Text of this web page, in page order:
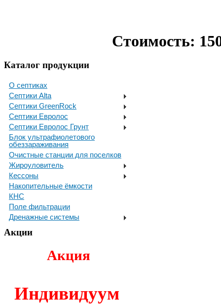
Стоимость:
Каталог продукции
О септиках
Септики Alta
Септики GreenRock
Септики Евролос
Септики Евролос Грунт
Блок ультрафиолетового
обеззараживания
Очистные станции для поселков
Жироуловитель
Кессоны
Накопительные ёмкости
КНС
Поле фильтрации
Дренажные системы
Акции
Акция
Индивидуум